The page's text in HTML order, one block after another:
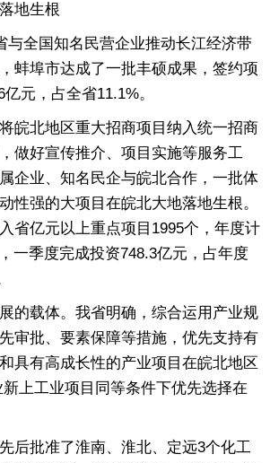
地生根
全国知名民营企业推动长江经济带
蚌埠市达成了一批丰硕成果，签约项
元，占全省11.1%。
北地区重大招商项目纳入统一招商
做好宣传推介、项目实施等服务工
企业、知名民企与皖北合作，一批体
性强的大项目在皖北大地落地生根。
省亿元以上重点项目1995个，年度计
一季度完成投资748.3亿元，占年度
载体。我省明确，综合运用产业规
审批、要素保障等措施，优先支持有
具有高成长性的产业项目在皖北地区
上工业项目同等条件下优先选择在
批准了淮南、淮北、定远3个化工